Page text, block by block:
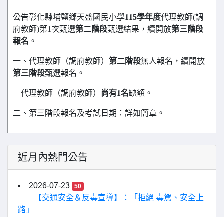
公告彰化縣埔鹽鄉天盛國民小學115學年度代理教師(調
府教師)第1次甄選第二階段甄選結果，續開放第三階段
報名 。
一、代理教師（調府教師） 第二階段無人報名，續開放
第三階段甄選報名。
代理教師（調府教師） 尚有1名缺額。
二、第三階段報名及考試日期：詳如簡章。
近月內熱門公告
2026-07-23 50
【交通安全＆反毒宣導】：「拒絕 毒駕、安全上
路」